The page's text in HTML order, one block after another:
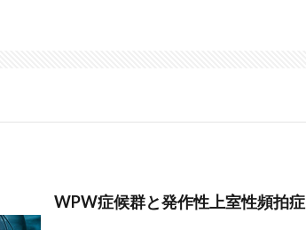
WPW症候群と発作性上室性頻拍症